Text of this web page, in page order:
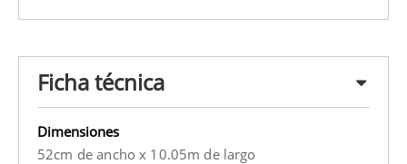
Ficha técnica
Dimensiones
52cm de ancho x 10.05m de largo